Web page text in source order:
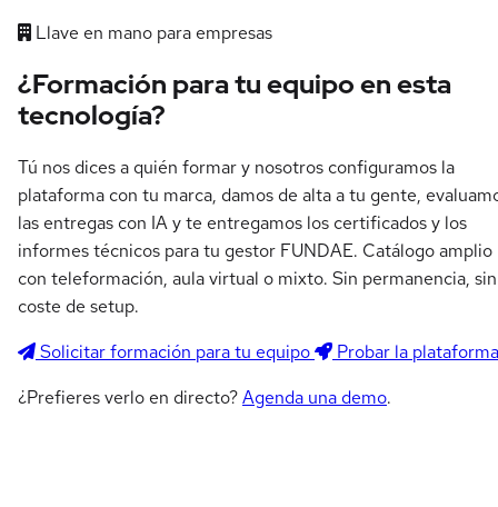
Llave en mano para empresas
¿Formación para tu equipo en esta
tecnología?
Tú nos dices a quién formar y nosotros configuramos la
plataforma con tu marca, damos de alta a tu gente,
las entregas con IA y te entregamos los certificados y los
informes técnicos para tu gestor FUNDAE. Catálogo amplio
con teleformación, aula virtual o mixto. Sin permanencia, sin
coste de setup.
Solicitar formación para tu equipo
Probar la plataforma
¿Prefieres verlo en directo?Agenda una demo.